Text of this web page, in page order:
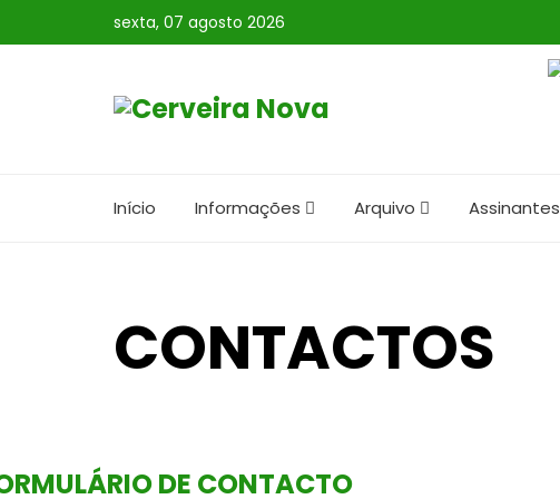
sexta, 07 agosto 2026
Início Informações Arquivo Assinantes
CONTACTOS
DE CONTACTO